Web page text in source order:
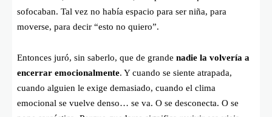
sofocaban. Tal vez no había espacio para ser niña, para
moverse, para decir “esto no quiero”.
Entonces juró, sin saberlo, que de grande nadie la volvería a
encerrar emocionalmente. Y cuando se siente atrapada,
cuando alguien le exige demasiado, cuando el clima
emocional se vuelve denso… se va. O se desconecta. O se